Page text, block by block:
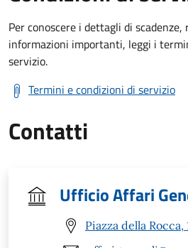
Per conoscere i dettagli di
informazioni importanti, leggi i
servizio.
Termini e condizioni di servizio
Contatti
Ufficio Affari
Piazza della Rocca,